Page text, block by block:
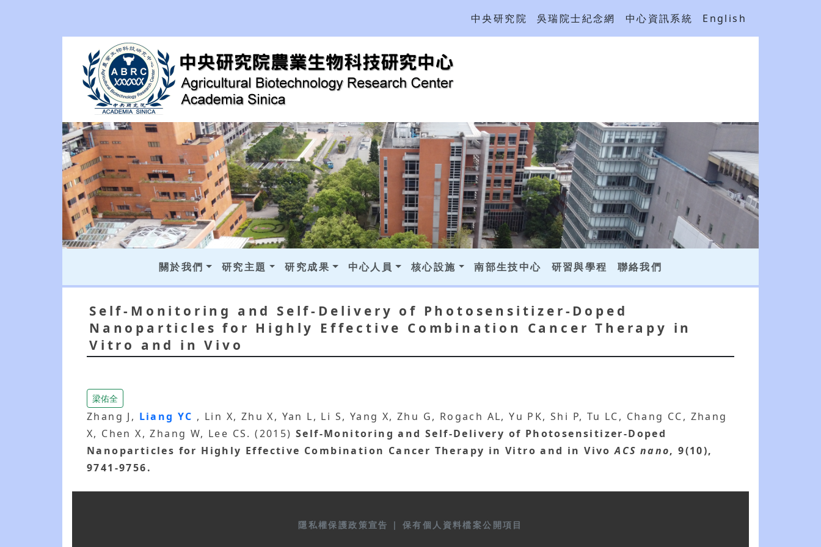
中央研究院 吳瑞院士紀念網 中心資訊系統 English
關於我們 研究主題 研究成果 中心人員 核心設施 南部生技中心 研習與學程 聯絡我們
Self-Monitoring and Self-Delivery of Photosensitizer-Doped
Nanoparticles for Highly Effective Combination Cancer Therapy in
Vitro and in Vivo
梁佑全
Zhang J, Liang YC , Lin X, Zhu X, Yan L, Li S, Yang X, Zhu G, Rogach AL, Yu PK, Shi P, Tu LC, Chang CC, Zhang
X, Chen X, Zhang W, Lee CS. (2015) Self-Monitoring and Self-Delivery of Photosensitizer-Doped
Nanoparticles for Highly Effective Combination Cancer Therapy in Vitro and in Vivo ACS nano, 9(10),
9741-9756.
隱私權保護政策宣告 | 保有個人資料檔案公開項目